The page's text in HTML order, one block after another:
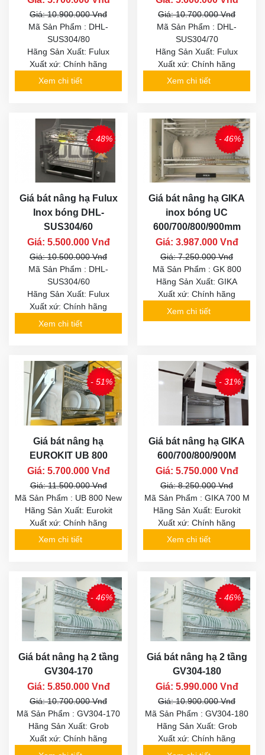
Giá: 10.900.000 Vnđ
Mã Sản Phẩm : DHL-
SUS304/80
Hãng Sản Xuất: Fulux
Xuất xứ: Chính hãng
Xem chi tiết
Giá: 10.700.000 Vnđ
Mã Sản Phẩm : DHL-
SUS304/70
Hãng Sản Xuất: Fulux
Xuất xứ: Chính hãng
Xem chi tiết
- 48%
Giá bát nâng hạ Fulux
Inox bóng DHL-
SUS304/60
Giá: 5.500.000 Vnđ
Giá: 10.500.000 Vnđ
Mã Sản Phẩm : DHL-
SUS304/60
Hãng Sản Xuất: Fulux
Xuất xứ: Chính hãng
Xem chi tiết
- 46%
Giá bát nâng hạ GIKA
inox bóng UC
600/700/800/900mm
Giá: 3.987.000 Vnđ
Giá: 7.250.000 Vnđ
Mã Sản Phẩm : GK 800
Hãng Sản Xuất: GIKA
Xuất xứ: Chính hãng
Xem chi tiết
- 51%
Giá bát nâng hạ
EUROKIT UB 800
Giá: 5.700.000 Vnđ
Giá: 11.500.000 Vnđ
Mã Sản Phẩm : UB 800 New
Hãng Sản Xuất: Eurokit
Xuất xứ: Chính hãng
Xem chi tiết
- 31%
Giá bát nâng hạ GIKA
600/700/800/900M
Giá: 5.750.000 Vnđ
Giá: 8.250.000 Vnđ
Mã Sản Phẩm : GIKA 700 M
Hãng Sản Xuất: Eurokit
Xuất xứ: Chính hãng
Xem chi tiết
- 46%
Giá bát nâng hạ 2 tầng
GV304-170
Giá: 5.850.000 Vnđ
Giá: 10.700.000 Vnđ
Mã Sản Phẩm : GV304-170
Hãng Sản Xuất: Grob
Xuất xứ: Chính hãng
- 46%
Giá bát nâng hạ 2 tầng
GV304-180
Giá: 5.990.000 Vnđ
Giá: 10.900.000 Vnđ
Mã Sản Phẩm : GV304-180
Hãng Sản Xuất: Grob
Xuất xứ: Chính hãng